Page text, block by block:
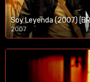
Soy Leyenda (2007)
2007
1080p/720p